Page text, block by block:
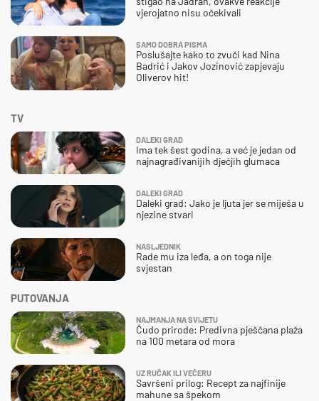
vjerojatno nisu očekivali
SAMO DOBRA PISMA
Poslušajte kako to zvuči kad Nina
Badrić i Jakov Jozinović zapjevaju
Oliverov hit!
TV
DALEKI GRAD
Ima tek šest godina, a već je jedan od
najnagrađivanijih dječjih glumaca
DALEKI GRAD
Daleki grad: Jako je ljuta jer se miješa u
njezine stvari
NASLJEDNIK
Rade mu iza leđa, a on toga nije
svjestan
PUTOVANJA
NAJMANJA NA SVIJETU
Čudo prirode: Predivna pješčana plaža
na 100 metara od mora
UZ RUČAK ILI VEČERU
Savršeni prilog: Recept za najfinije
mahune sa špekom